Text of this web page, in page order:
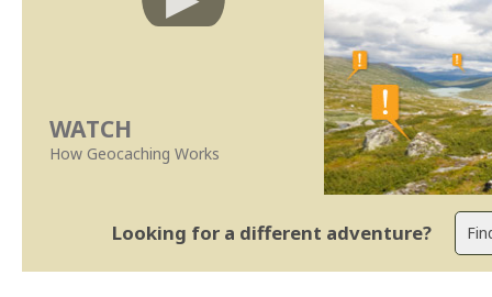
WATCH
How Geocaching Works
Looking for a different adventure?